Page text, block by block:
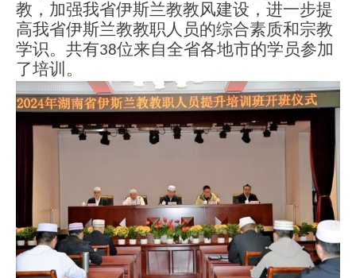
教，加强我省伊斯兰教教风建设，进一步提
高我省伊斯兰教教职人员的综合素质和宗教
学识。 共有 38位来自全省各地市的学员参加
了培训。